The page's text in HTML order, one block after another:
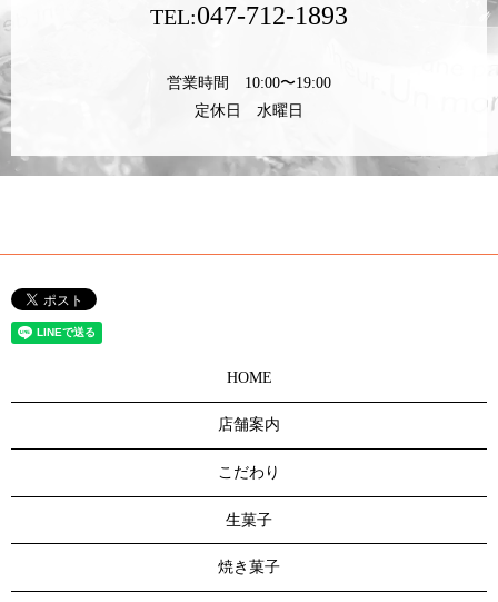
TEL:047-712-1893
営業時間 10:00〜19:00
定休日 水曜日
HOME
店舗案内
こだわり
生菓子
焼き菓子